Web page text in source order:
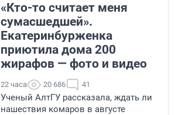
«Кто-то считает меня
сумасшедшей».
Екатеринбурженка
приютила дома 200
жирафов — фото и видео
22 часа 20 686 41
Ученый АлтГУ рассказала, ждать ли
нашествия комаров в августе